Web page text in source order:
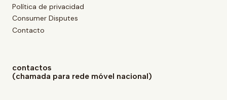
Política de privacidad
Consumer Disputes
Contacto
contactos
(chamada para rede móvel nacional)